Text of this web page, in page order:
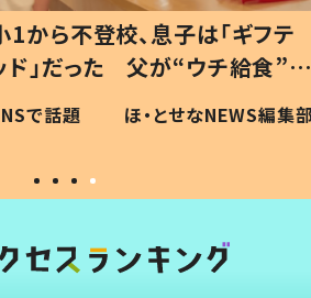
校、息子は「ギフテ
た 父が“ウチ給食”を
理由とは #令和の親
ほ・とせなNEWS編集部
ひ孫
が、抱
「涙
い」